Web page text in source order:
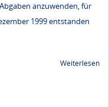
anzuwenden, für
1999 entstanden
Weiterlesen